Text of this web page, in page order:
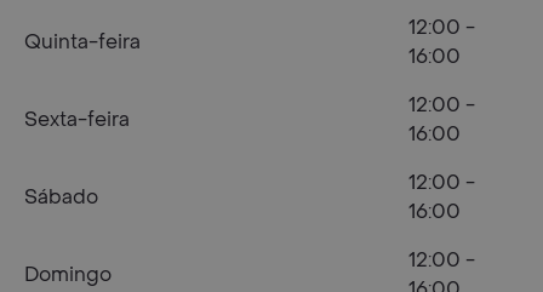
Quinta-feira
12:00 -
16:00
Sexta-feira
12:00 -
16:00
Sábado
12:00 -
16:00
Domingo
12:00 -